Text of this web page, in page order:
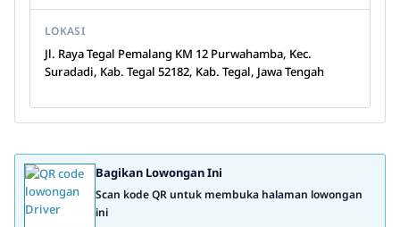
LOKASI
Jl. Raya Tegal Pemalang KM 12 Purwahamba, Kec.
Suradadi, Kab. Tegal 52182, Kab. Tegal, Jawa Tengah
Bagikan Lowongan Ini
Scan kode QR untuk membuka halaman lowongan
ini